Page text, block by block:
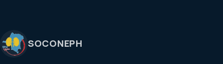
SOCONEPH